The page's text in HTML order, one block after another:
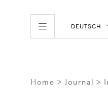
DEUTSCH
Home Journal